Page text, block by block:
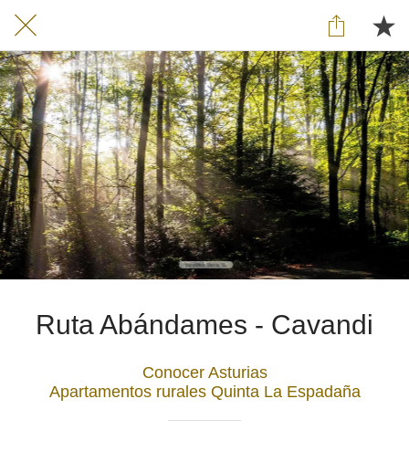
Ruta Abándames - Cavandi
Conocer Asturias
Apartamentos rurales Quinta La Espadaña